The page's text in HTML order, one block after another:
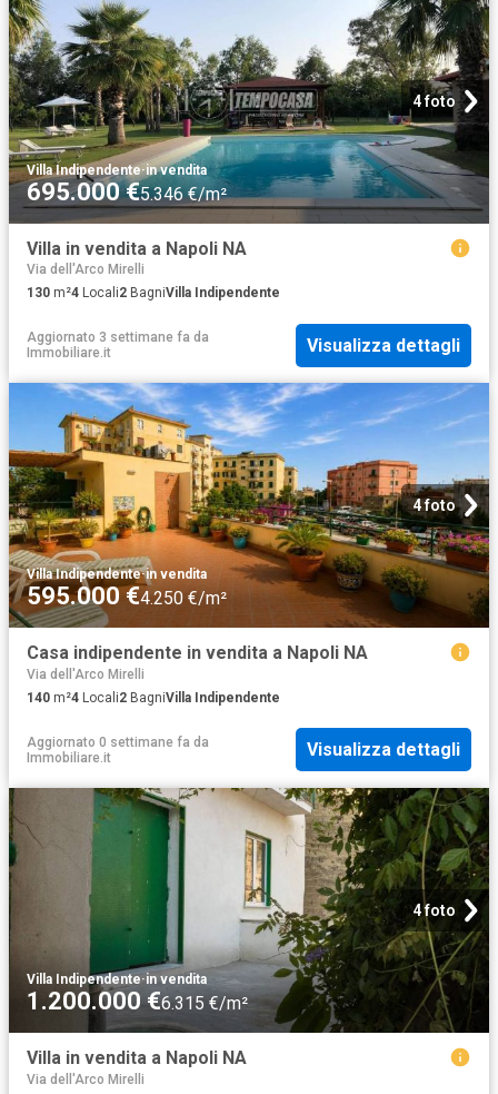
4 foto
Villa Indipendente·in vendita
695.000 €5.346 €/m²
Villa in vendita a Napoli NA
Via dell'Arco Mirelli
130 m²4 Locali2 BagniVilla Indipendente
Aggiornato 3 settimane fa da
Immobiliare.it
Visualizza dettagli
4 foto
Villa Indipendente·in vendita
595.000 €4.250 €/m²
Casa indipendente in vendita a Napoli NA
Via dell'Arco Mirelli
140 m²4 Locali2 BagniVilla Indipendente
Aggiornato 0 settimane fa da
Immobiliare.it
Visualizza dettagli
4 foto
Villa Indipendente·in vendita
1.200.000 €6.315 €/m²
Villa in vendita a Napoli NA
Via dell'Arco Mirelli